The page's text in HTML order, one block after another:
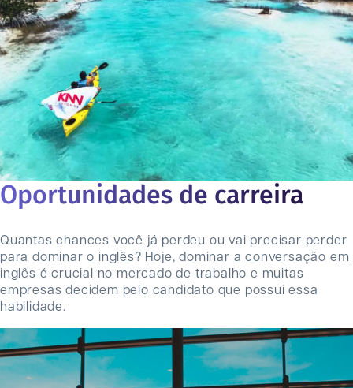
Oportunidades de carreira
Quantas chances você já perdeu ou vai precisar perder
para dominar o inglês? Hoje, dominar a conversação em
inglês é crucial no mercado de trabalho e muitas
empresas decidem pelo candidato que possui essa
habilidade.